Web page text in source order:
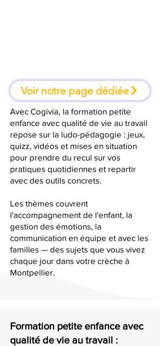
Voir notre page dédiée
Avec Cogivia, la formation petite
enfance avec qualité de vie au travail
repose sur la ludo-pédagogie : jeux,
quizz, vidéos et mises en situation
pour prendre du recul sur vos
pratiques quotidiennes et repartir
avec des outils concrets.
Les thèmes couvrent
l'accompagnement de l'enfant, la
gestion des émotions, la
communication en équipe et avec les
familles — des sujets que vous vivez
chaque jour dans votre crèche à
Montpellier.
Formation petite enfance avec
qualité de vie au travail :